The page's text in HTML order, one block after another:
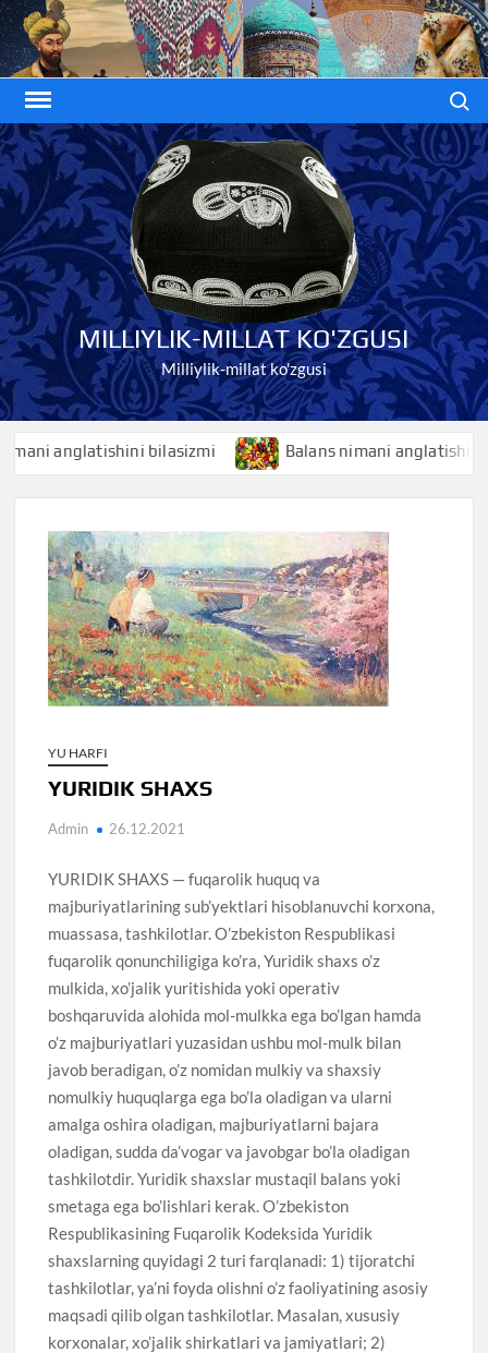
Skip
to
content
MILLIYLIK-MILLAT KO'ZGUSI
Milliylik-millat ko'zgusi
bilasizmi Balans nimani anglatishini
YU HARFI
YURIDIK SHAXS
Admin 26.12.2021
YURIDIK SHAXS — fuqarolik huquq va
majburiyatlarining sub’yektlari hisoblanuvchi korxona,
muassasa, tashkilotlar. O’zbekiston Respublikasi
fuqarolik qonunchiligiga ko’ra, Yuridik shaxs o’z
mulkida, xo’jalik yuritishida yoki operativ
boshqaruvida alohida mol-mulkka ega bo’lgan hamda
o’z majburiyatlari yuzasidan ushbu mol-mulk bilan
javob beradigan, o’z nomidan mulkiy va shaxsiy
nomulkiy huquqlarga ega bo’la oladigan va ularni
amalga oshira oladigan, majburiyatlarni bajara
oladigan, sudda da’vogar va javobgar bo’la oladigan
tashkilotdir. Yuridik shaxslar mustaqil balans yoki
smetaga ega bo’lishlari kerak. O’zbekiston
Respublikasining Fuqarolik Kodeksida Yuridik
shaxslarning quyidagi 2 turi farqlanadi: 1) tijoratchi
tashkilotlar, ya’ni foyda olishni o’z faoliyatining asosiy
maqsadi qilib olgan tashkilotlar. Masalan, xususiy
korxonalar, xo’jalik shirkatlari va jamiyatlari; 2)